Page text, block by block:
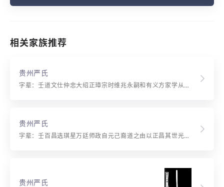
相关家族推荐
贵州严氏
字辈：壬道文仕仲忠大绍正璋宗时维兆永嗣和有义方家学从先志纯修广毓英 福泽培基厚 纯修广毓英 华耀嘉惠久 泰运庆升恒 敦善昭富贵 良训奉玉金 吉祥怡秀远 群雄创乾坤
贵州严氏
字辈：壬百昌选琪星万廷师政自元己裔道之由以正昌其世光祖作纯修广毓英 福泽培基厚 纯修广毓英 华耀嘉惠久 泰运庆升恒 敦善昭富贵 良训奉玉金 吉祥怡秀远 群雄创乾坤
贵州严氏